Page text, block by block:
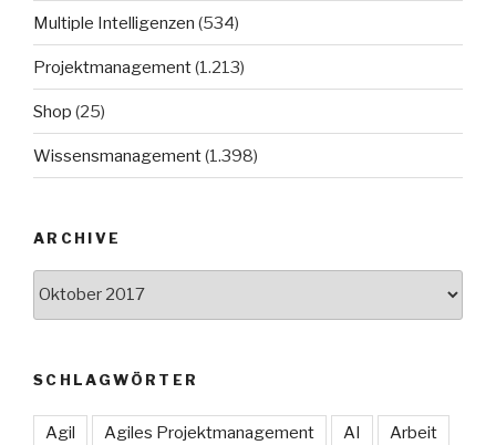
Multiple Intelligenzen (534)
Projektmanagement(1.213)
Shop (25)
Wissensmanagement(1.398)
ARCHIVE
SCHLAGWÖRTER
Agil Agiles Projektmanagement AI Arbeit